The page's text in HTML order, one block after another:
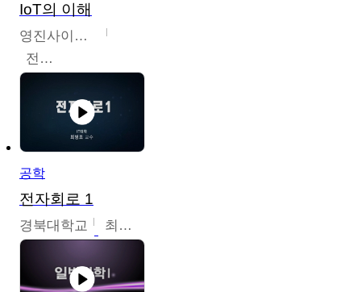
IoT의 이해
영진사이버대학교
전병현
공학
전자회로 1
경북대학교 최병조